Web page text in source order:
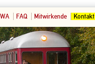
FAQ Mitwirkende Kontakt